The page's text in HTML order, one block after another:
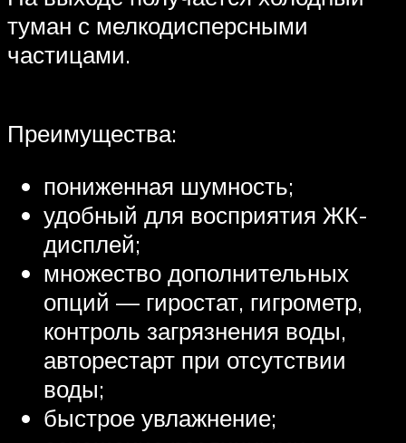
туман с мелкодисперсными
частицами.
Преимущества:
пониженная шумность;
удобный для восприятия ЖК-
дисплей;
множество дополнительных
опций — гиростат, гигрометр,
контроль загрязнения воды,
авторестарт при отсутствии
воды;
быстрое увлажнение;